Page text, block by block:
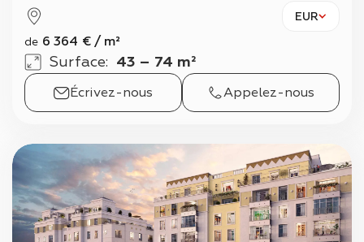
EUR
de 6 364 € / m²
Surface: 43 – 74 m²
Écrivez-nous Appelez-nous